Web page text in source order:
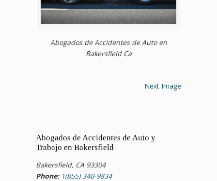
Abogados de Accidentes de Auto en
Bakersfield Ca
Next Image
Abogados de Accidentes de Auto y
Trabajo en Bakersfield
Bakersfield, CA 93304
Phone: 1(855) 340-9834